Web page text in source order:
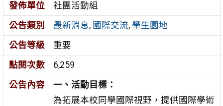
發佈單位
社團活動組
公告類別
最新消息, 國際交流, 學生園地
公告等級
重要
點閱次數
6,259
公告內容
一、活動目標：
為拓展本校同學國際視野，提供國際學術